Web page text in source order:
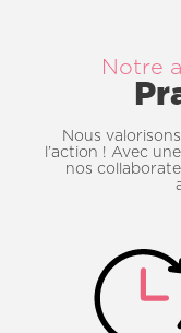
Notre
Nous
l’action ! Avec
nos